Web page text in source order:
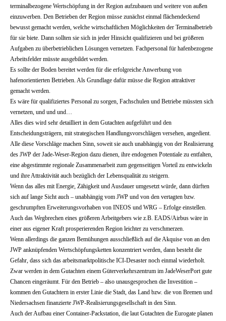
terminalbezogene Wertschöpfung in der Region aufzubauen und weitere von außen
einzuwerben. Den Betrieben der Region müsse zunächst einmal flächendeckend
bewusst gemacht werden, welche wirtschaftlichen Möglichkeiten der Terminalbetrieb
für sie biete. Dann sollten sie sich in jeder Hinsicht qualifizieren und bei größeren
Aufgaben zu überbetrieblichen Lösungen vernetzen. Fachpersonal für hafenbezogene
Arbeitsfelder müsste ausgebildet werden.
Es sollte der Boden bereitet werden für die erfolgreiche Anwerbung von
hafenorientierten Betrieben. Als Grundlage dafür müsse die Region attraktiver
gemacht werden.
Es wäre für qualifiziertes Personal zu sorgen, Fachschulen und Betriebe müssten sich
vernetzen, und und und…
Alles dies wird sehr detailliert in dem Gutachten aufgeführt und den
Entscheidungsträgern, mit strategischen Handlungsvorschlägen versehen, angedient.
Alle diese Vorschläge machen Sinn, soweit sie auch unabhängig von der Realisierung
des JWP der Jade-Weser-Region dazu dienen, ihre endogenen Potentiale zu entfalten,
eine abgestimmte regionale Zusammenarbeit zum gegenseitigen Vorteil zu entwickeln
und ihre Attraktivität auch bezüglich der Lebensqualität zu steigern.
Wenn das alles mit Energie, Zähigkeit und Ausdauer umgesetzt würde, dann dürften
sich auf lange Sicht auch – unabhängig vom JWP und von den vertagten bzw.
geschrumpften Erweiterungsvorhaben von INEOS und WRG – Erfolge einstellen.
Auch das Wegbrechen eines größeren Arbeitgebers wie z.B. EADS/Airbus wäre in
einer aus eigener Kraft prosperierenden Region leichter zu verschmerzen.
Wenn allerdings die ganzen Bemühungen ausschließlich auf die Akquise von an den
JWP anknüpfenden Wertschöpfungsketten konzentriert werden, dann besteht die
Gefahr, dass sich das arbeitsmarktpolitische ICI-Desaster noch einmal wiederholt.
Zwar werden in dem Gutachten einem Güterverkehrszentrum im JadeWeserPort gute
Chancen eingeräumt. Für den Betrieb – also unausgesprochen die Investition –
kommen den Gutachtern in erster Linie die Stadt, das Land bzw. die von Bremen und
Niedersachsen finanzierte JWP-Realisierungsgesellschaft in den Sinn.
Auch der Aufbau einer Container-Packstation, die laut Gutachten die Eurogate planen